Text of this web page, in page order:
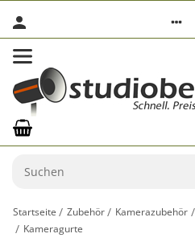
Startseite Zubehör Kamerazubehör
Kameragurte